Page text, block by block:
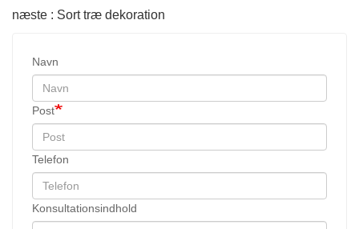
næste : Sort træ dekoration
Navn
Post
Telefon
Konsultationsindhold